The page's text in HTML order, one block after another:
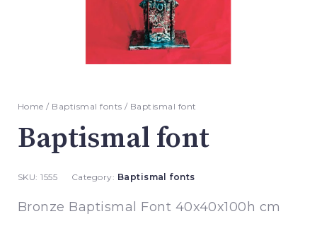
Home / Baptismal fonts / Baptismal font
Baptismal font
SKU:1555 Category: Baptismal fonts
Bronze Baptismal Font 40x40x100h cm